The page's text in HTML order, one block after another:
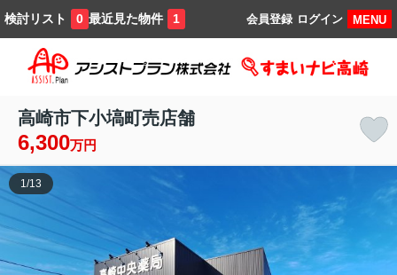
検討リスト 0 最近見た物件 1 MENU
ログイン
会員登録
高崎市下小塙町売店舗
6,300万円
1 /13